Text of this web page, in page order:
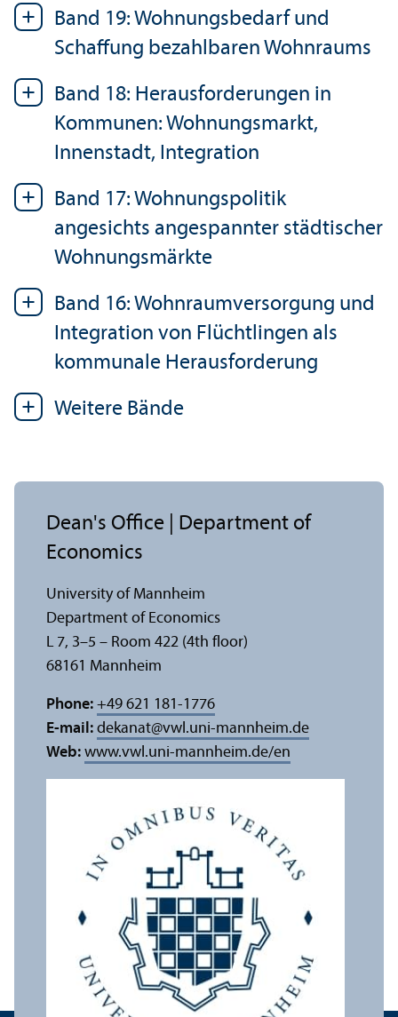
Band 19: Wohnungsbedarf und
Schaffung bezahlbaren Wohnraums
Band 18: Herausforderungen in
Kommunen: Wohnungsmarkt,
Innenstadt, Integration
Band 17: Wohnungspolitik
angesichts angespannter städtischer
Wohnungsmärkte
Band 16: Wohnraumversorgung und
Integration von Flüchtlingen als
kommunale Herausforderung
Weitere Bände
Dean's Office | Department of
Economics
University of Mannheim
Department of Economics
L 7, 3–5 – Room 422 (4th floor)
68161 Mannheim
Phone: +49 621 181-1776
E-mail: dekanat@vwl.uni-mannheim.de
Web: www.vwl.uni-mannheim.de/en